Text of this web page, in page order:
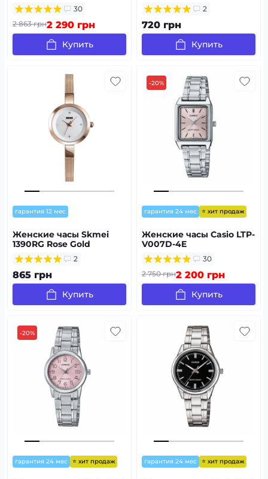
30
2 863 грн2 290 грн
Купить
2
720 грн
Купить
гарантия 12 мес
Женские часы Skmei
1390RG Rose Gold
2
865 грн
Купить
-20%
гарантия 24 мес ⭐ хит продаж
Женские часы Casio LTP-
V007D-4E
30
2 750 грн2 200 грн
Купить
-20%
гарантия 24 мес ⭐ хит продаж гарантия 24 мес ⭐ хит продаж